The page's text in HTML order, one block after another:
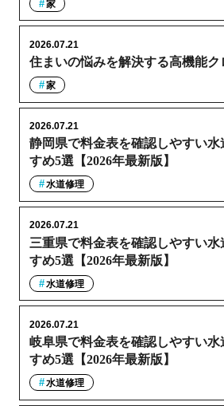
家
住まいの悩みを解決する高機能ク
2026.07.21
家
静岡県で料金表を確認しやすい
すめ5選【2026年最新版】
2026.07.21
水道修理
三重県で料金表を確認しやすい
すめ5選【2026年最新版】
2026.07.21
水道修理
岐阜県で料金表を確認しやすい
すめ5選【2026年最新版】
2026.07.21
水道修理